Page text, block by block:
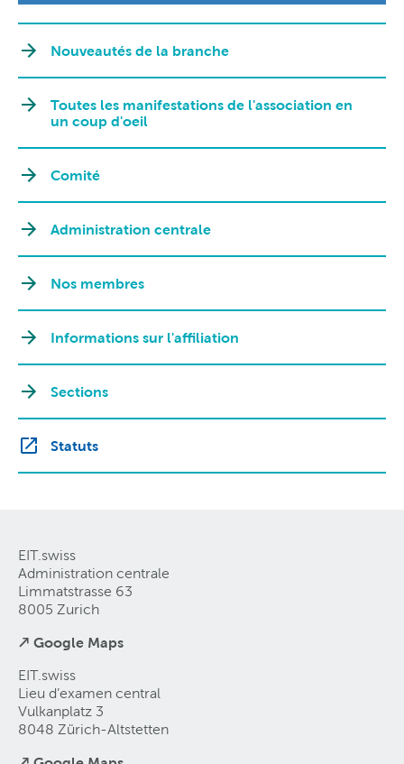
Nouveautés de la branche
Toutes les manifestations de l'association en
un coup d'oeil
Comité
Administration centrale
Nos membres
Informations sur l'affiliation
Sections
Statuts
EIT.swiss
Administration centrale
Limmatstrasse 63
8005 Zurich
↗ Google Maps
EIT.swiss
Lieu d’examen central
Vulkanplatz 3
8048 Zürich-Altstetten